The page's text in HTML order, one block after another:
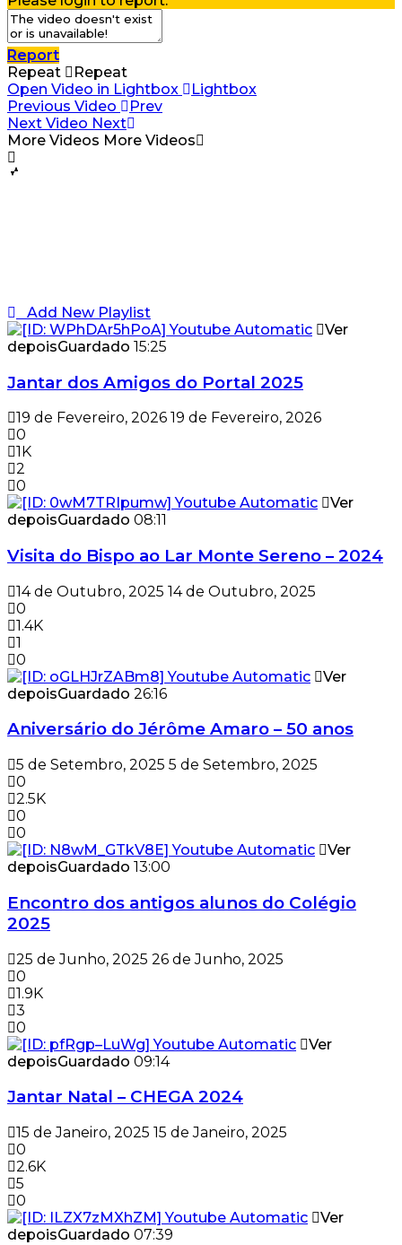
Report
Repeat
Repeat
Open Video in Lightbox
Lightbox
Previous Video
Prev
Next Video Next
More Videos More Videos
Add New Playlist
Ver
depoisGuardado 15:25
Jantar dos Amigos do Portal 2025
19 de Fevereiro, 2026 19 de Fevereiro, 2026
0
1K
2
0
Ver
depoisGuardado 08:11
Visita do Bispo ao Lar Monte Sereno – 2024
14 de Outubro, 2025 14 de Outubro, 2025
0
1.4K
1
0
Ver
depoisGuardado 26:16
Aniversário do Jérôme Amaro – 50 anos
5 de Setembro, 2025 5 de Setembro, 2025
0
2.5K
0
0
Ver
depoisGuardado 13:00
Encontro dos antigos alunos do Colégio
2025
25 de Junho, 2025 26 de Junho, 2025
0
1.9K
3
0
Ver
depoisGuardado 09:14
Jantar Natal – CHEGA 2024
15 de Janeiro, 2025 15 de Janeiro, 2025
0
2.6K
5
0
Ver
depoisGuardado 07:39